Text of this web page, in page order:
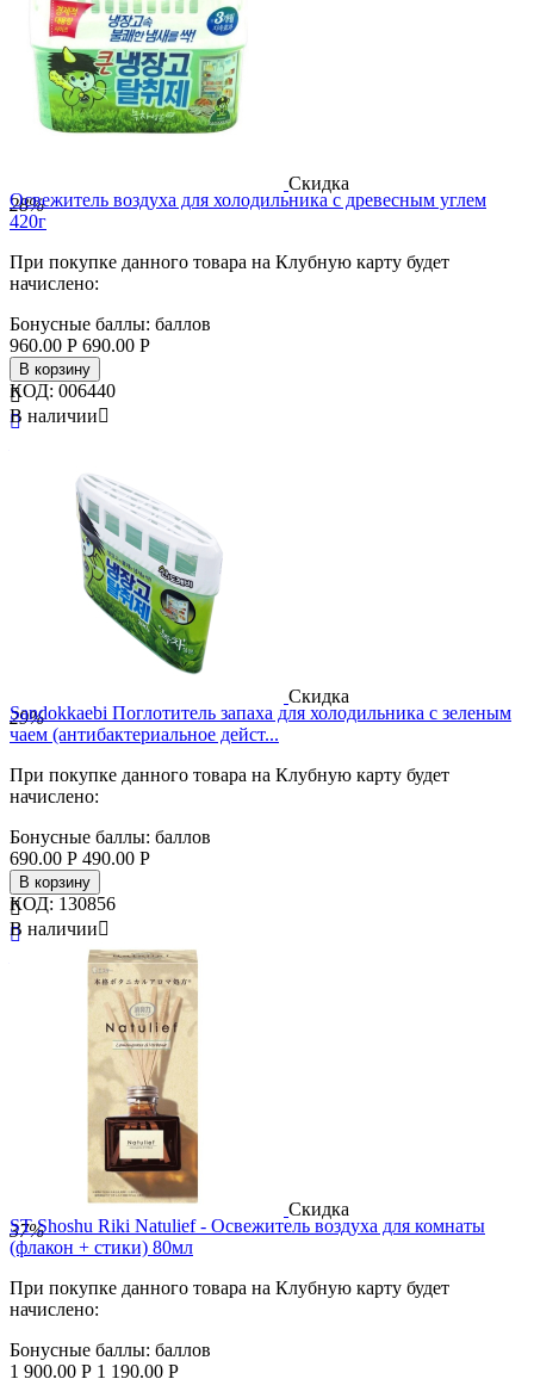
Скидка
28%
Освежитель воздуха для холодильника с древесным углем
420г
При покупке данного товара на Клубную карту будет
начислено:
Бонусные баллы: баллов
960.00 Р 690.00 Р
В корзину


КОД: 006440
В наличии
Скидка
29%
Sandokkaebi Поглотитель запаха для холодильника с зеленым
чаем (антибактериальное дейст...
При покупке данного товара на Клубную карту будет
начислено:
Бонусные баллы: баллов
690.00 Р 490.00 Р
В корзину


СтранаЮ. Корея
КОД: 130856
В наличии
Скидка
37%
ST Shoshu Riki Natulief - Освежитель воздуха для комнаты
(флакон + стики) 80мл
При покупке данного товара на Клубную карту будет
начислено:
Бонусные баллы: баллов
1 900.00 Р 1 190.00 Р